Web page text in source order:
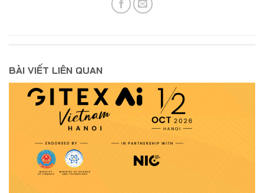
BÀI VIẾT LIÊN QUAN